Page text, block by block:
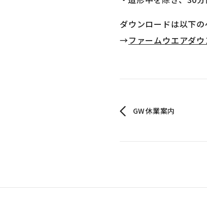
ダウンロードは以下の
→ファームウエアダウ
GW休業案内